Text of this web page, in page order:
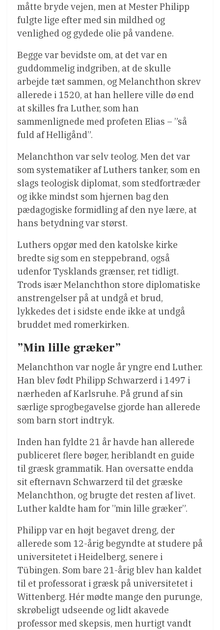
måtte bryde vejen, men at Mester Philipp
fulgte lige efter med sin mildhed og
venlighed og gydede olie på vandene.
Begge var bevidste om, at det var en
guddommelig indgriben, at de skulle
arbejde tæt sammen, og Melanchthon skrev
allerede i 1520, at han hellere ville dø end
at skilles fra Luther, som han
sammenlignede med profeten Elias – ”så
fuld af Helligånd”.
Melanchthon var selv teolog. Men det var
som systematiker af Luthers tanker, som en
slags teologisk diplomat, som stedfortræder
og ikke mindst som hjernen bag den
pædagogiske formidling af den nye lære, at
hans betydning var størst.
Luthers opgør med den katolske kirke
bredte sig som en steppebrand, også
udenfor Tysklands grænser, ret tidligt.
Trods især Melanchthon store diplomatiske
anstrengelser på at undgå et brud,
lykkedes det i sidste ende ikke at undgå
bruddet med romerkirken.
”Min lille græker”
Melanchthon var nogle år yngre end Luther.
Han blev født Philipp Schwarzerd i 1497 i
nærheden af Karlsruhe. På grund af sin
særlige sprogbegavelse gjorde han allerede
som barn stort indtryk.
Inden han fyldte 21 år havde han allerede
publiceret flere bøger, heriblandt en guide
til græsk grammatik. Han oversatte endda
sit efternavn Schwarzerd til det græske
Melanchthon, og brugte det resten af livet.
Luther kaldte ham for ”min lille græker”.
Philipp var en højt begavet dreng, der
allerede som 12-årig begyndte at studere på
universitetet i Heidelberg, senere i
Tübingen. Som bare 21-årig blev han kaldet
til et professorat i græsk på universitetet i
Wittenberg. Hér mødte mange den purunge,
skrøbeligt udseende og lidt akavede
professor med skepsis, men hurtigt vandt